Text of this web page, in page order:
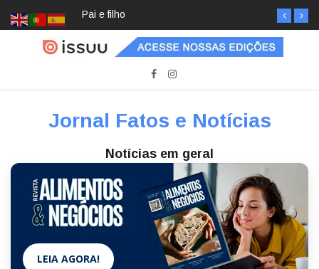
Pai e filho
Jornal Fatos e Notícias
Notícias em geral
LEIA AGORA!